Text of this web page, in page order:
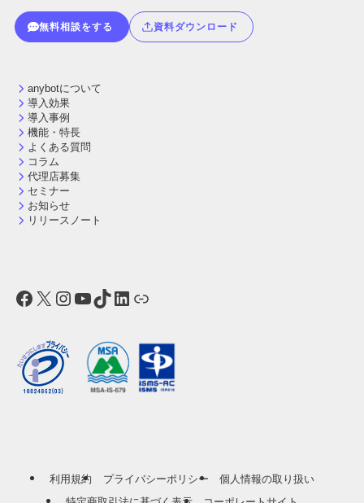
無料相談をする 資料ダウンロード
anybotについて
導入効果
導入事例
機能・特長
よくある質問
コラム
代理店募集
セミナー
お知らせ
リリースノート
Facebook
X Instagram
YouTube
TikTok
LinkedIn
リンク
利用規約 プライバシーポリシー
個人情報の取り扱い